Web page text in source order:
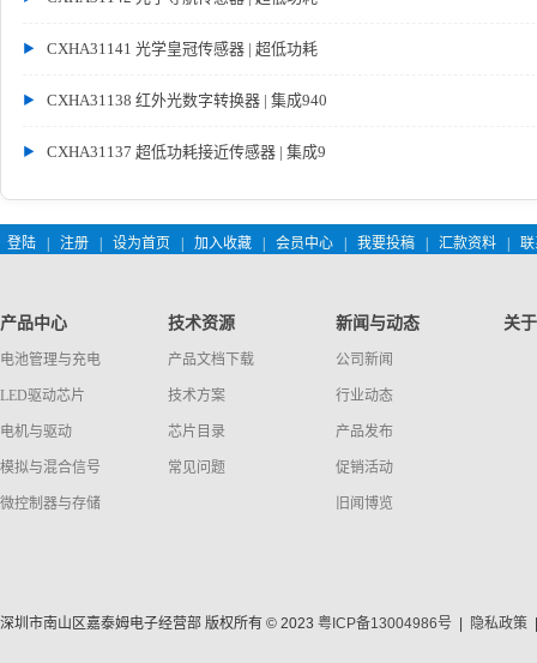
CXHA31141 光学皇冠传感器 | 超低功耗
CXHA31138 红外光数字转换器 | 集成940
CXHA31137 超低功耗接近传感器 | 集成9
登陆 注册 设为首页 加入收藏 会员中心 我要投稿 汇款资料
产品中心
电池管理与充电
LED驱动芯片
电机与驱动
模拟与混合信号
微控制器与存储
技术资源
产品文档下载
技术方案
芯片目录
常见问题
新闻与动态
公司新闻
行业动态
产品发布
促销活动
旧闻博览
关
深圳市南山区嘉泰姆电子经营部 版权所有 © 2023 粤ICP备13004986号 隐私政策